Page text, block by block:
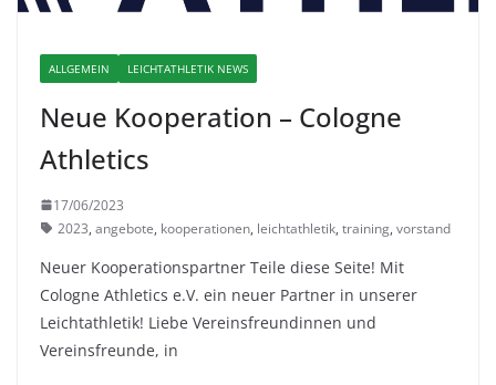
ALLGEMEIN LEICHTATHLETIK NEWS
Neue Kooperation – Cologne
Athletics
17/06/2023
2023, angebote, kooperationen, leichtathletik, training, vorstand
Neuer Kooperationspartner Teile diese Seite! Mit
Cologne Athletics e.V. ein neuer Partner in unserer
Leichtathletik! Liebe Vereinsfreundinnen und
Vereinsfreunde, in